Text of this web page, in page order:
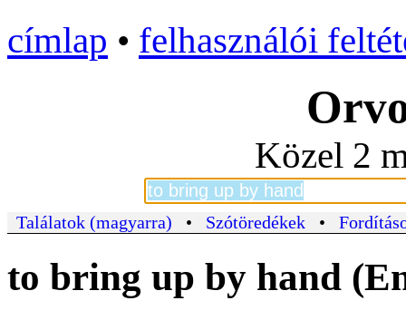
címlap • felhasználói
Közel 2
Találatok (magyarra) • Szótöredékek •
to bring up by hand